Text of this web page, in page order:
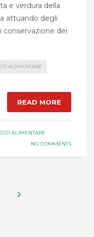
e verdura della
attuando degli
conservazione dei
ALIMENTARE
READ MORE
ALIMENTARE
NO COMMENTS